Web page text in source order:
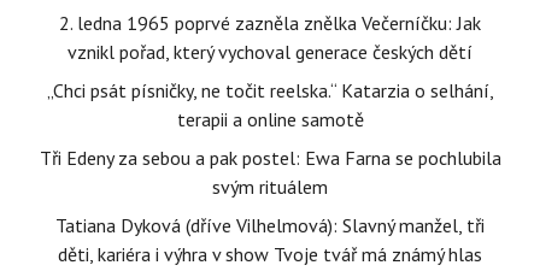
2. ledna 1965 poprvé zazněla znělka Večerníčku: Jak
vznikl pořad, který vychoval generace českých dětí
„Chci psát písničky, ne točit reelska.“ Katarzia o selhání,
terapii a online samotě
Tři Edeny za sebou a pak postel: Ewa Farna se pochlubila
svým rituálem
Tatiana Dyková (dříve Vilhelmová): Slavný manžel, tři
děti, kariéra i výhra v show Tvoje tvář má známý hlas